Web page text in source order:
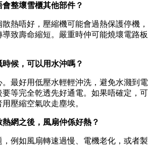
整壞雪櫃其他部件？
熱唔好，壓縮機可能會過熱保護停機，
致壽命縮短。嚴重時仲可能燒壞電路板
候，可以用水沖嗎？
最好用低壓水輕輕沖洗，避免水濺到電
等完全乾透先好通電。如果唔確定，可
壓縮空氣吹走塵埃。
網之後，風扇仲係好熱？
例如風扇轉速過慢、電機老化，或者製